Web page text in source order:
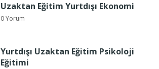
Uzaktan Eğitim Yurtdışı Ekonomi
0 Yorum
Yurtdışı Uzaktan Eğitim Psikoloji
Eğitimi